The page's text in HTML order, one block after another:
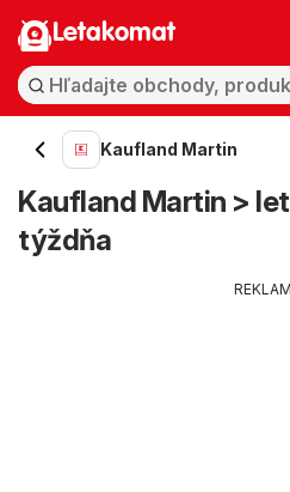
Letakomat
Kaufland Martin
Kaufland Martin >
týždňa